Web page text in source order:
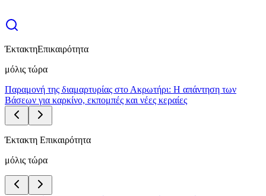
ΈκτακτηΕπικαιρότητα
μόλις τώρα
Παραμονή της διαμαρτυρίας στο Ακρωτήρι: Η απάντηση των
Βάσεων για καρκίνο, εκπομπές και νέες κεραίες
Έκτακτη Επικαιρότητα
μόλις τώρα